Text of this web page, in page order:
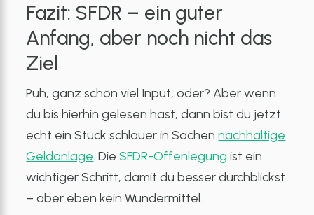
Fazit: SFDR – ein guter
Anfang, aber noch nicht das
Ziel
Puh, ganz schön viel Input, oder? Aber wenn
du bis hierhin gelesen hast, dann bist du jetzt
echt ein Stück schlauer in Sachennachhaltige
Geldanlage. DieSFDR-Offenlegung ist ein
wichtiger Schritt, damit du besser durchblickst
– aber eben kein Wundermittel.